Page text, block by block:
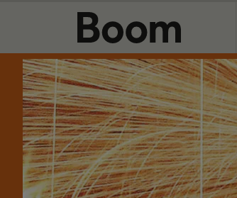
de
hoofd
inhoud
de
eerste
sidebar